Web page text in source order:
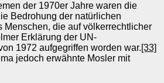
der 1970er Jahre waren die
Bedrohung der natürlichen
Menschen, die auf völkerrechtlicher
Erklärung der UN-
1972 aufgegriffen worden war.[33]
jedoch erwähnte Mosler mit